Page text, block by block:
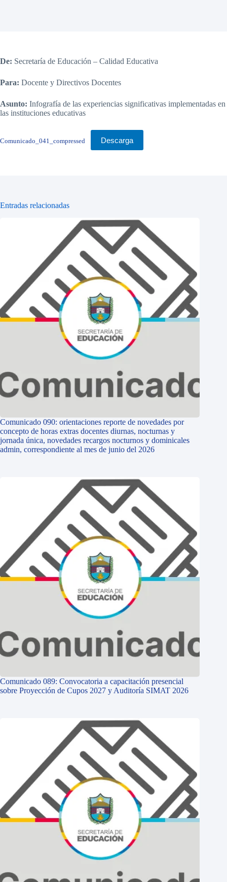
De: Secretaría de Educación – Calidad Educativa
Para: Docente y Directivos Docentes
Asunto: Infografía de las experiencias significativas implementadas en
las instituciones educativas
Comunicado_041_compressed Descarga
Entradas relacionadas
Comunicado 090: orientaciones reporte de novedades por
concepto de horas extras docentes diurnas, nocturnas y
jornada única, novedades recargos nocturnos y dominicales
admin, correspondiente al mes de junio del 2026
Comunicado 089: Convocatoria a capacitación presencial
sobre Proyección de Cupos 2027 y Auditoría SIMAT 2026